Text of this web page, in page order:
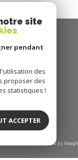
| Traduction powered by
site
pendant
des
proposer des
statistiques !
ACCEPTER